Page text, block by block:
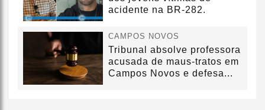
acidente na BR-282.
CAMPOS NOVOS
Tribunal absolve professora
acusada de maus-tratos em
Campos Novos e defesa...